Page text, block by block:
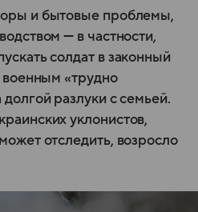
и бытовые проблемы,
— в частности,
солдат в законный
военным «трудно
разлуки с семьей.
уклонистов,
отследить, возросло